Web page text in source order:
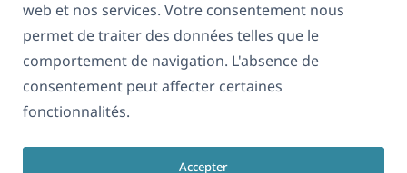
web et nos services. Votre consentement nous
permet de traiter des données telles que le
comportement de navigation. L'absence de
consentement peut affecter certaines
fonctionnalités.
Accepter
RGPD & Politique de confidentialité
Rejoignez notre équipe
dans dans dans